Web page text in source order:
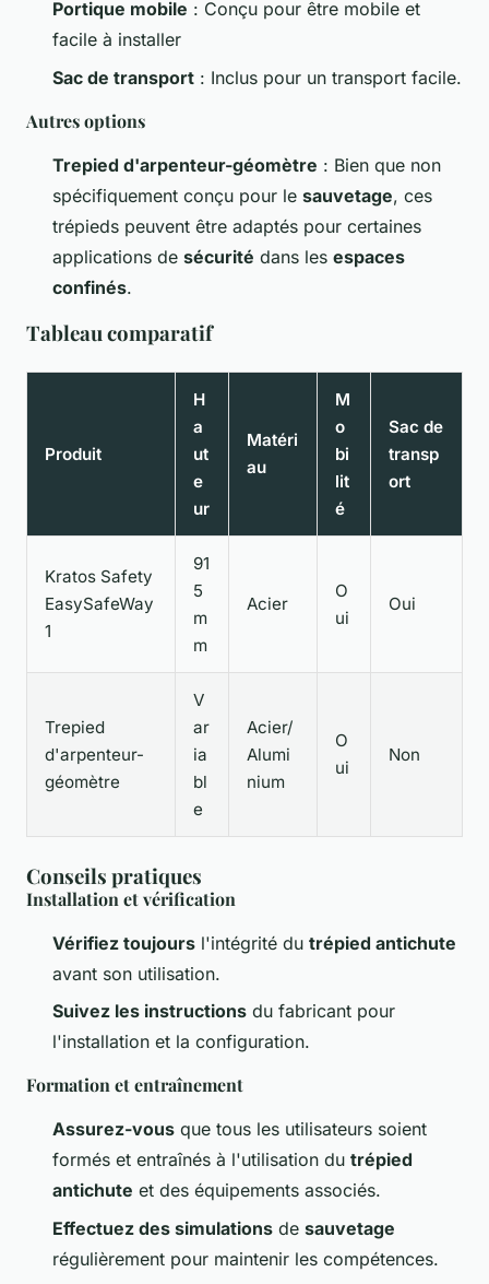
Portique mobile : Conçu pour être mobile et
facile à installer
Sac de transport : Inclus pour un transport facile.
Autres options
Trepied d'arpenteur-géomètre : Bien que non
spécifiquement conçu pour le sauvetage, ces
trépieds peuvent être adaptés pour certaines
applications de sécurité dans les espaces
confinés.
Tableau comparatif
Produit
H
a
ut
e
ur
Matéri
au
M
o
bi
lit
é
Sac de
transp
ort
Kratos Safety
EasySafeWay
1
91
5
m
m
Acier
O
ui
Oui
Trepied
d'arpenteur-
géomètre
V
ar
ia
bl
e
Acier/
Alumi
nium
O
ui
Non
Conseils pratiques
Installation et vérification
Vérifiez toujours l'intégrité du trépied antichute
avant son utilisation.
Suivez les instructions du fabricant pour
l'installation et la configuration.
Formation et entraînement
Assurez-vous que tous les utilisateurs soient
formés et entraînés à l'utilisation du trépied
antichute et des équipements associés.
Effectuez des simulations de sauvetage
régulièrement pour maintenir les compétences.